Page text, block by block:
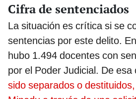
Cifra de sentenciados
La situación es crítica si se
sentencias por este delito.
hubo 1.494 docentes con
por el Poder Judicial. De esa
sido separados o